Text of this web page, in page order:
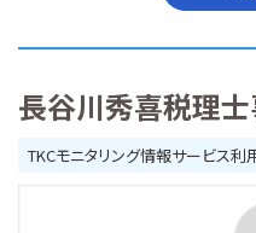
長谷川秀喜税理
TKCモニタリング情報サービス利